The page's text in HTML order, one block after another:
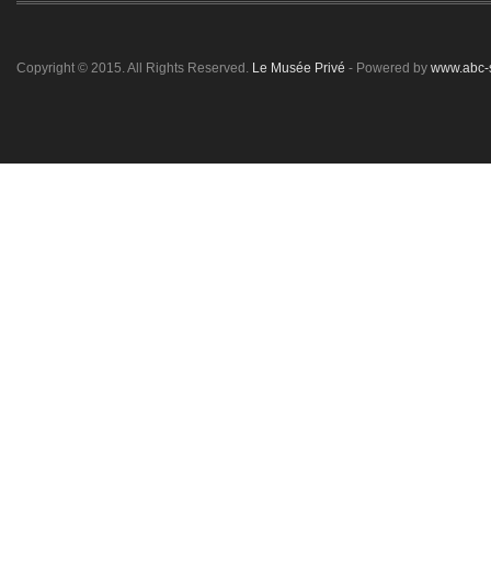
Copyright © 2015. All Rights Reserved. Le Musée Privé - Powered by